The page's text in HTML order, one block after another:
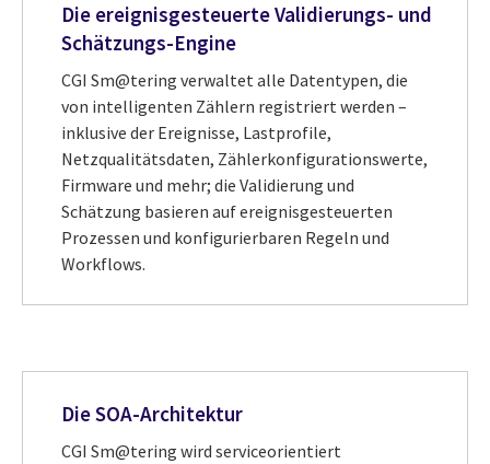
Die ereignisgesteuerte Validierungs- und
Schätzungs-Engine
CGI Sm@tering verwaltet alle Datentypen, die
von intelligenten Zählern registriert werden –
inklusive der Ereignisse, Lastprofile,
Netzqualitätsdaten, Zählerkonfigurationswerte,
Firmware und mehr; die Validierung und
Schätzung basieren auf ereignisgesteuerten
Prozessen und konfigurierbaren Regeln und
Workflows.
Die SOA-Architektur
CGI Sm@tering wird serviceorientiert